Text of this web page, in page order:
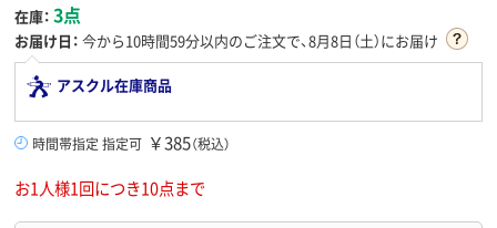
在庫： 3点
お届け日： 今から10時間59分以内のご注文で、8月8日（土）にお届け
アスクル在庫商品
時間帯指定 指定可 ￥385（税込）
お1人様1回につき10点まで